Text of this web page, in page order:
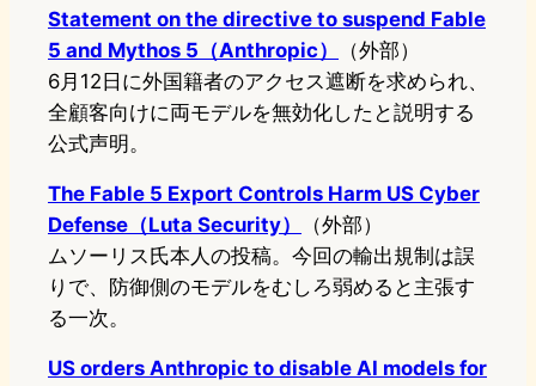
Statement on the directive to suspend Fable
5 and Mythos 5（Anthropic）
（外部）
6月12日に外国籍者のアクセス遮断を求められ、
全顧客向けに両モデルを無効化したと説明する
公式声明。
The Fable 5 Export Controls Harm US Cyber
Defense（Luta Security）
（外部）
ムソーリス氏本人の投稿。今回の輸出規制は誤
りで、防御側のモデルをむしろ弱めると主張す
る一次。
US orders Anthropic to disable AI models for